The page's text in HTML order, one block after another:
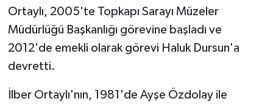
Ortaylı, 2005'te Topkapı Sarayı Müzeler
Müdürlüğü Başkanlığı görevine başladı ve
2012'de emekli olarak görevi Haluk Dursun'a
devretti.
İlber Ortaylı'nın, 1981'de Ayşe Özdolay ile